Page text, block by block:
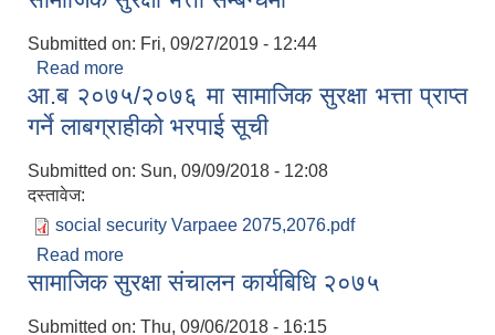
Submitted on: Fri, 09/27/2019 - 12:44
Read more
आ.ब २०७५/२०७६ मा सामाजिक सुरक्षा भत्ता प्राप्त
गर्ने लाबग्राहीको भरपाई सूची
Submitted on: Sun, 09/09/2018 - 12:08
दस्तावेज:
social security Varpaee 2075,2076.pdf
Read more
गर्ने लाबग्राहीको भरपाई सूची
सामाजिक सुरक्षा संचालन कार्यबिधि २०७५
Submitted on: Thu, 09/06/2018 - 16:15